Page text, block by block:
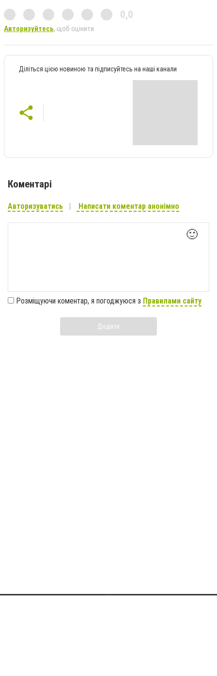
0,0
Авторизуйтесь, щоб оцінити
Діліться цією новиною та підписуйтесь на наші канали
Коментарі
Авторизуватись Написати коментар анонімно
🙂
Розміщуючи коментар, я погоджуюся з Правилами сайту
Додати